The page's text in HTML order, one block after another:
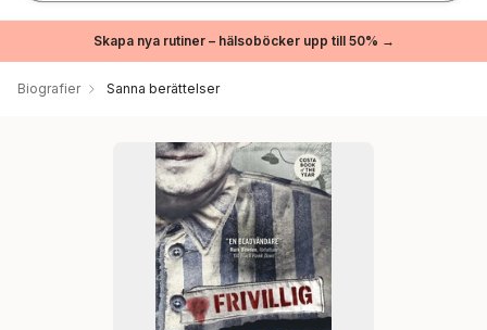
Skapa nya rutiner – hälsoböcker upp till 50% →
Biografier Sanna berättelser